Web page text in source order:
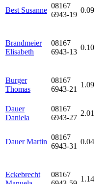
Best Susanne
08167
6943-19
0.09
Brandmeier
Elisabeth
08167
6943-13
0.10
Burger
Thomas
08167
6943-21
1.09
Dauer
Daniela
08167
6943-27
2.01
Dauer Martin
08167
6943-31
0.04
Eckebrecht
08167
1.14